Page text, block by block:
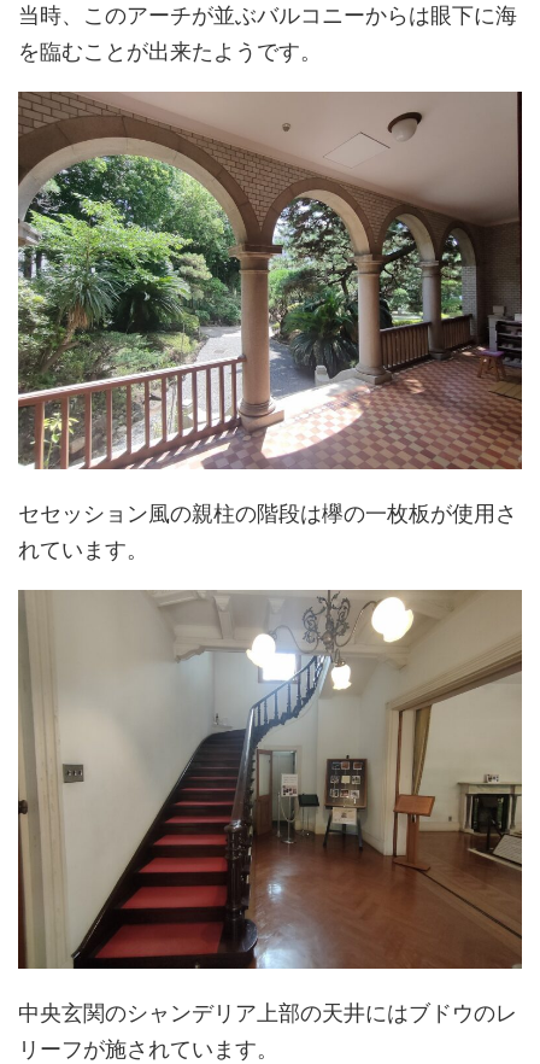
当時、このアーチが並ぶバルコニーからは眼下に海
を臨むことが出来たようです。
セセッション風の親柱の階段は欅の一枚板が使用さ
れています。
中央玄関のシャンデリア上部の天井にはブドウのレ
リーフが施されています。